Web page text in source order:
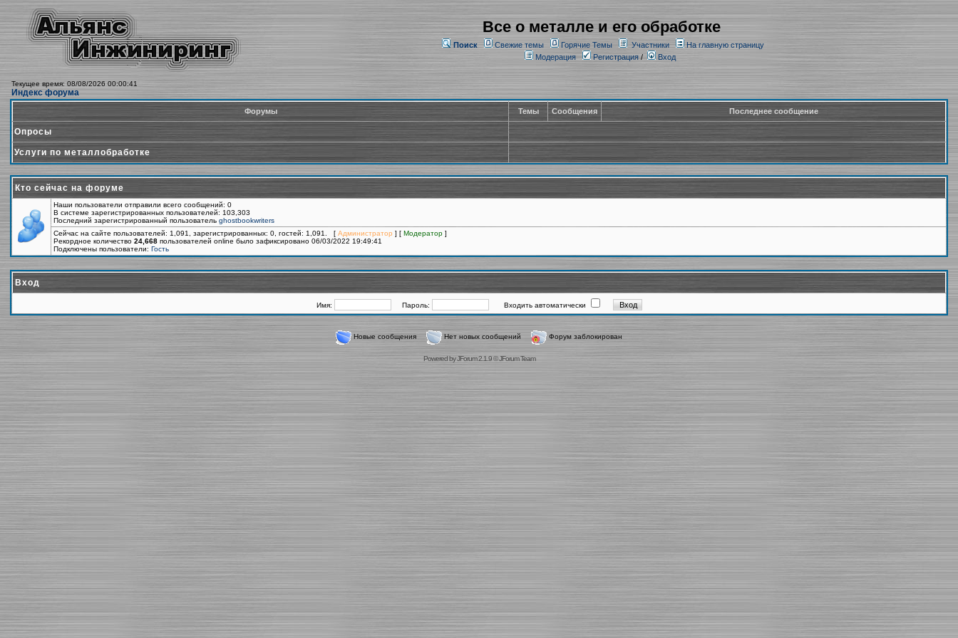
Все о металле и его обработке
Поиск Свежие темы Горячие Темы Участники
На главную страницу
Модерация
Регистрация/ Вход
Текущее время: 08/08/2026 00:00:41
Индекс форума
Форумы Темы Сообщения Последнее сообщение
Опросы
Услуги по металлобработке
Кто сейчас на форуме
Наши пользователи отправили всего сообщений: 0
В системе зарегистрированных пользователей: 103,303
Последний зарегистрированный пользователь ghostbookwriters
Сейчас на сайте пользователей: 1,091, зарегистрированных: 0, гостей: 1,091. [ Администратор ] [ Модератор ]
Рекордное количество 24,668 пользователей online было зафиксировано 06/03/2022 19:49:41
Подключены пользователи: Гость
Вход
Имя: Пароль: Входить автоматически
Новые сообщения Нет новых сообщений Форум заблокирован
Powered byJForum 2.1.9©JForum Team